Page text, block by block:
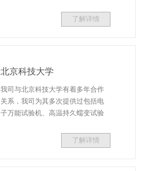
了解详情
北京科技大学
我司与北京科技大学有着多年合作
关系，我司为其多次提供过包括电
子万能试验机、高温持久蠕变试验
了解详情